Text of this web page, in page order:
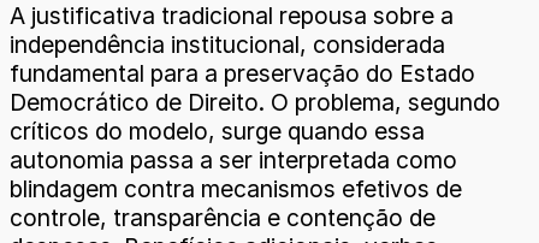
A justificativa tradicional repousa sobre a
independência institucional, considerada
fundamental para a preservação do Estado
Democrático de Direito. O problema, segundo
críticos do modelo, surge quando essa
autonomia passa a ser interpretada como
blindagem contra mecanismos efetivos de
controle, transparência e contenção de